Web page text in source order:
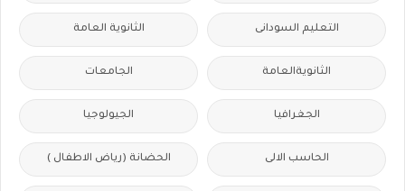
التعليم السودانى الثانوية العامة
الثانويةالعامة الجامعات
الجغرافيا الجيولوجيا
الحاسب الالى الحضانة (رياض الاطفال )